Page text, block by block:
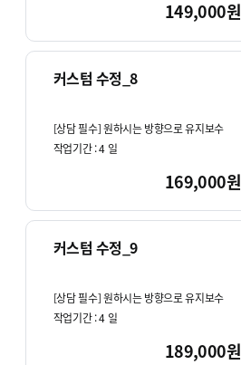
149,000원
커스텀 수정_8
[상담 필수] 원하시는 방향으로 유지보수
작업기간 :4일
169,000원
커스텀 수정_9
[상담 필수] 원하시는 방향으로 유지보수
작업기간 :4일
189,000원